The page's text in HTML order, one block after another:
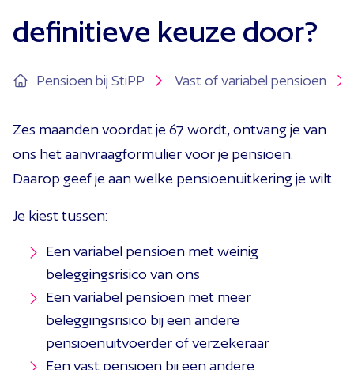
definitieve keuze door?
Pensioen bij StiPP Vast of variabel pensioen
Zes maanden voordat je 67 wordt, ontvang je van
ons het aanvraagformulier voor je pensioen.
Daarop geef je aan welke pensioenuitkering je wilt.
Je kiest tussen:
Een variabel pensioen met weinig
beleggingsrisico van ons
Een variabel pensioen met meer
beleggingsrisico bij een andere
pensioenuitvoerder of verzekeraar
Een vast pensioen bij een andere